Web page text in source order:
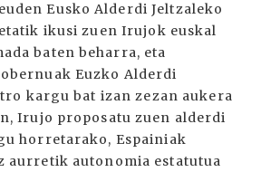
Eusko Alderdi Jeltzaleko
ikusi zuen Irujok euskal
baten beharra, eta
Euzko Alderdi
kargu bat izan zezan aukera
Irujo proposatu zuen alderdi
horretarako, Espainiak
aurretik autonomia estatutua